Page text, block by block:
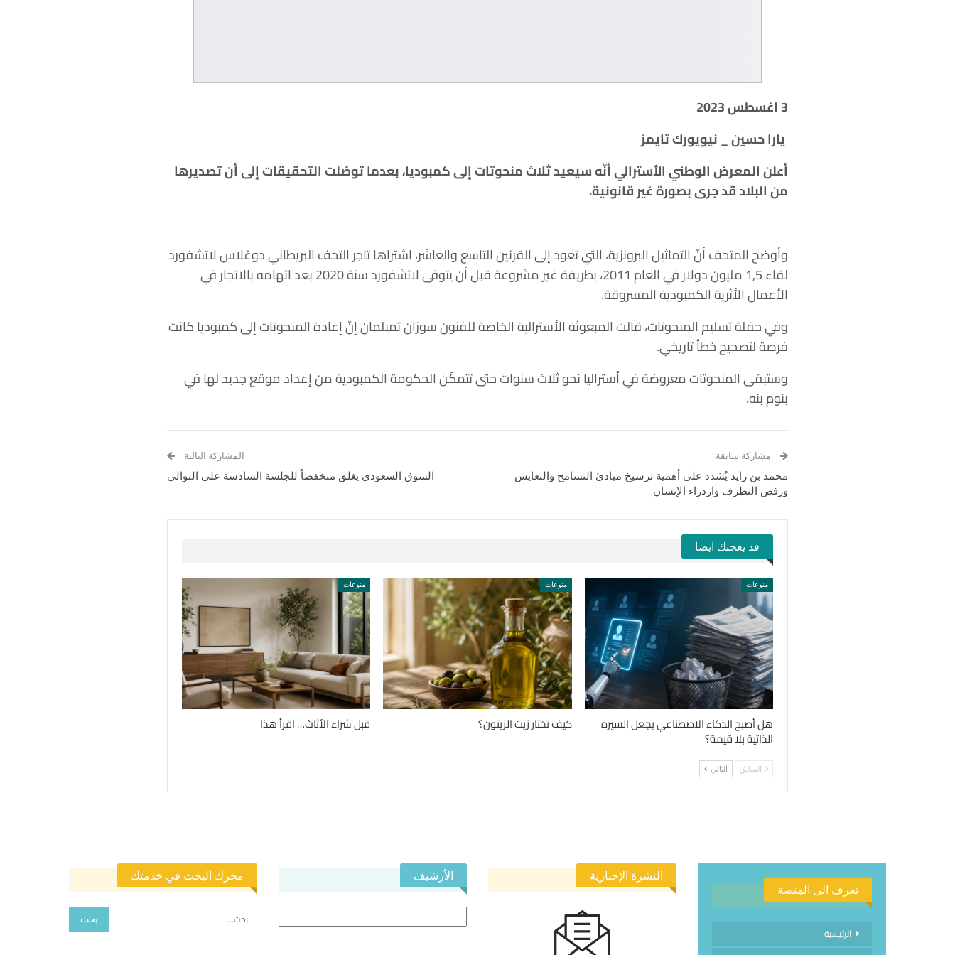
3 اغسطس 2023
يارا حسين _ نيويورك تايمز
أعلن المعرض الوطني الأسترالي أنّه سيعيد ثلاث منحوتات إلى كمبوديا، بعدما توصّلت التحقيقات إلى أن تصديرها
من البلاد قد جرى بصورة غير قانونية.
وأوضح المتحف أنّ التماثيل البرونزية، التي تعود إلى القرنين التاسع والعاشر، اشتراها تاجر التحف البريطاني دوغلاس لاتشفورد
لقاء 1,5 مليون دولار في العام 2011، بطريقة غير مشروعة قبل أن يتوفى لاتشفورد سنة 2020 بعد اتهامه بالاتجار في
الأعمال الأثرية الكمبودية المسروقة.
وفي حفلة تسليم المنحوتات، قالت المبعوثة الأسترالية الخاصة للفنون سوزان تمبلمان إنّ إعادة المنحوتات إلى كمبوديا كانت
فرصة لتصحيح خطأ تاريخي.
وستبقى المنحوتات معروضة في أستراليا نحو ثلاث سنوات حتى تتمكّن الحكومة الكمبودية من إعداد موقع جديد لها في
بنوم بنه.
مشاركة سابقة
محمد بن زايد يُشدد على أهمية ترسيخ مبادئ التسامح والتعايش
ورفض التطرف وازدراء الإنسان
المشاركة التالية
السوق السعودي يغلق منخفضاً للجلسة السادسة على التوالي
قد يعجبك ايضا
منوعات
هل أصبح الذكاء الاصطناعي يجعل السيرة
الذاتية بلا قيمة؟
منوعات
كيف تختار زيت الزيتون؟
منوعات
قبل شراء الأثاث… اقرأ هذا
السابق التالي
تعرف الى المنصة
الرئيسية
النشرة الإخبارية الأرشيف محرك البحث في خدمتك